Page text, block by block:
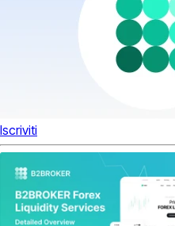
Iscriviti